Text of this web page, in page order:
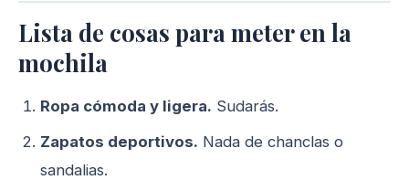
Lista de cosas para meter en la
mochila
Ropa cómoda y ligera. Sudarás.
Zapatos deportivos. Nada de chanclas o
sandalias.